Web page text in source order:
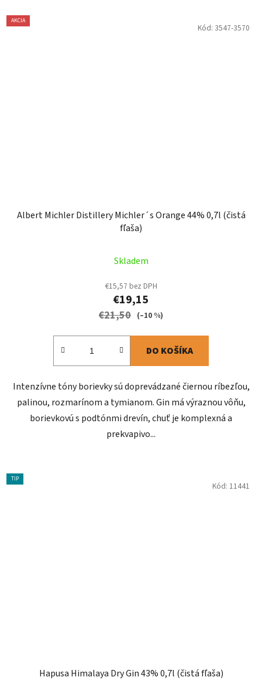
AKCIA
Albert Michler Distillery Michler´s Orange 44% 0,7l (čistá
fľaša)
Skladem
€15,57 bez DPH
€19,15
€21,50 (–10 %)
DO KOŠÍKA
Intenzívne tóny borievky sú doprevádzané čiernou ríbezľou,
palinou, rozmarínom a tymianom. Gin má výraznou vôňu,
borievkovú s podtónmi drevín, chuť je komplexná a
prekvapivo...
Kód: 3547-3570
TIP
Hapusa Himalaya Dry Gin 43% 0,7l (čistá fľaša)
Kód: 11441